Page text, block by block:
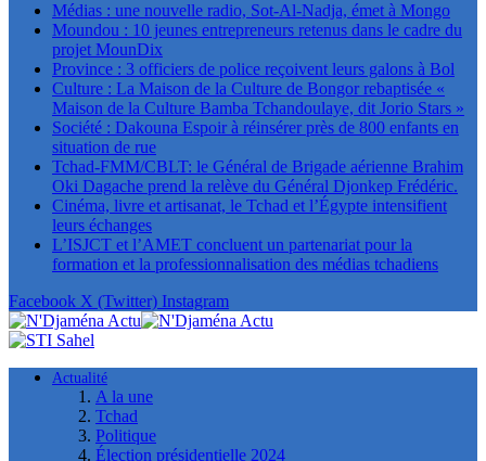
Médias : une nouvelle radio, Sot-Al-Nadja, émet à Mongo
Moundou : 10 jeunes entrepreneurs retenus dans le cadre du
projet MounDix
Province : 3 officiers de police reçoivent leurs galons à Bol
Culture : La Maison de la Culture de Bongor rebaptisée «
Maison de la Culture Bamba Tchandoulaye, dit Jorio Stars »
Société : Dakouna Espoir à réinsérer près de 800 enfants en
situation de rue
Tchad-FMM/CBLT: le Général de Brigade aérienne Brahim
Oki Dagache prend la relève du Général Djonkep Frédéric.
Cinéma, livre et artisanat, le Tchad et l’Égypte intensifient
leurs échanges
L’ISJCT et l’AMET concluent un partenariat pour la
formation et la professionnalisation des médias tchadiens
Facebook X (Twitter) Instagram
Actualité
A la une
Tchad
Politique
Élection présidentielle 2024